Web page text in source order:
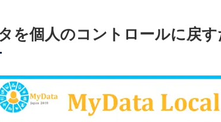
を個人のコントロールに戻